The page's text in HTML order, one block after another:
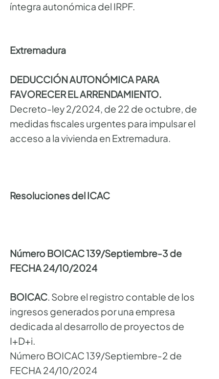
íntegra autonómica del IRPF.
Extremadura
DEDUCCIÓN AUTONÓMICA PARA
FAVORECER EL ARRENDAMIENTO.
Decreto-ley 2/2024, de 22 de octubre, de
medidas fiscales urgentes para impulsar el
acceso a la vivienda en Extremadura.
Resoluciones del ICAC
Número BOICAC 139/Septiembre-3 de
FECHA 24/10/2024
BOICAC. Sobre el registro contable de los
ingresos generados por una empresa
dedicada al desarrollo de proyectos de
I+D+i.
Número BOICAC 139/Septiembre-2 de
FECHA 24/10/2024